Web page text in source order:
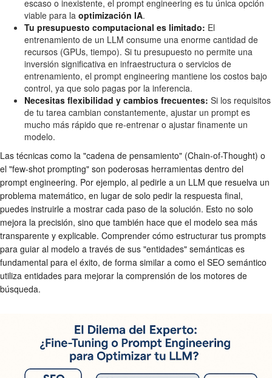
escaso o inexistente, el prompt engineering es tu única opción
viable para la optimización IA.
Tu presupuesto computacional es limitado: El
entrenamiento de un LLM consume una enorme cantidad de
recursos (GPUs, tiempo). Si tu presupuesto no permite una
inversión significativa en infraestructura o servicios de
entrenamiento, el prompt engineering mantiene los costos bajo
control, ya que solo pagas por la inferencia.
Necesitas flexibilidad y cambios frecuentes: Si los requisitos
de tu tarea cambian constantemente, ajustar un prompt es
mucho más rápido que re-entrenar o ajustar finamente un
modelo.
Las técnicas como la "cadena de pensamiento" (Chain-of-Thought) o
el "few-shot prompting" son poderosas herramientas dentro del
prompt engineering. Por ejemplo, al pedirle a un LLM que resuelva un
problema matemático, en lugar de solo pedir la respuesta final,
puedes instruirle a mostrar cada paso de la solución. Esto no solo
mejora la precisión, sino que también hace que el modelo sea más
transparente y explicable. Comprender cómo estructurar tus prompts
para guiar al modelo a través de sus "entidades" semánticas es
fundamental para el éxito, de forma similar a como el SEO semántico
utiliza entidades para mejorar la comprensión de los motores de
búsqueda.